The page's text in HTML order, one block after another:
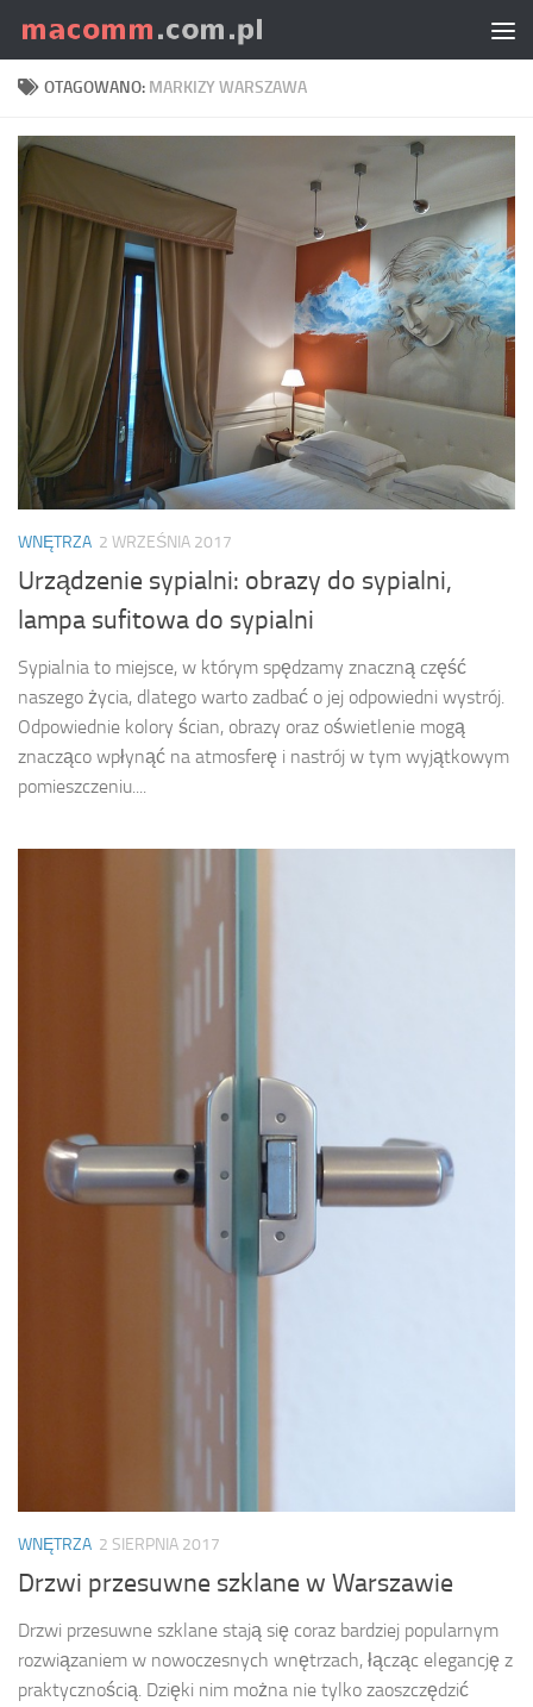
Skip to content
OTAGOWANO: MARKIZY WARSZAWA
WNĘTRZA 2 WRZEŚNIA 2017
Urządzenie sypialni: obrazy do sypialni,
lampa sufitowa do sypialni
Sypialnia to miejsce, w którym spędzamy znaczną część
naszego życia, dlatego warto zadbać o jej odpowiedni wystrój.
Odpowiednie kolory ścian, obrazy oraz oświetlenie mogą
znacząco wpłynąć na atmosferę i nastrój w tym wyjątkowym
pomieszczeniu....
WNĘTRZA 2 SIERPNIA 2017
Drzwi przesuwne szklane w Warszawie
Drzwi przesuwne szklane stają się coraz bardziej popularnym
rozwiązaniem w nowoczesnych wnętrzach, łącząc elegancję z
praktycznością. Dzięki nim można nie tylko zaoszczędzić